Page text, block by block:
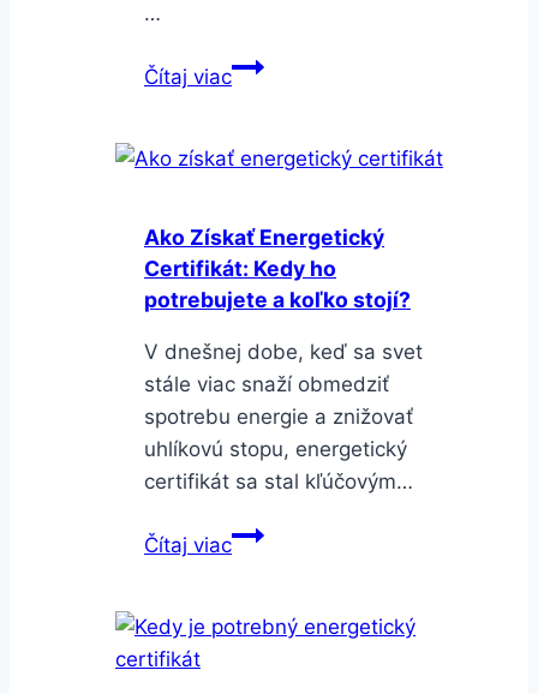
…
Čítaj viacČo
Certifikát:
Sprievodca
pre
Majiteľov
Ako Získať Energetický
Certifikát: Kedy ho
potrebujete a koľko stojí?
V dnešnej dobe, keď sa svet
stále viac snaží obmedziť
spotrebu energie a znižovať
uhlíkovú stopu, energetický
certifikát sa stal kľúčovým…
Čítaj viacAko
Certifikát: